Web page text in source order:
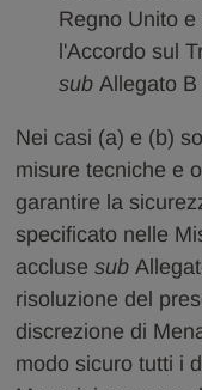
Regno Unito
l'Accordo sul
sub Allegato
Nei casi (a) e (b)
misure tecniche e
garantire la
specificato nelle
accluse sub
risoluzione del
discrezione di
modo sicuro tutti i